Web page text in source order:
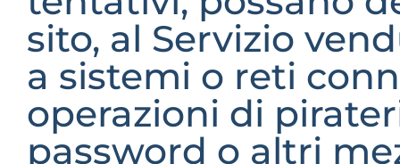
sito, al Servizio
a sistemi o reti
operazioni di
password o altri